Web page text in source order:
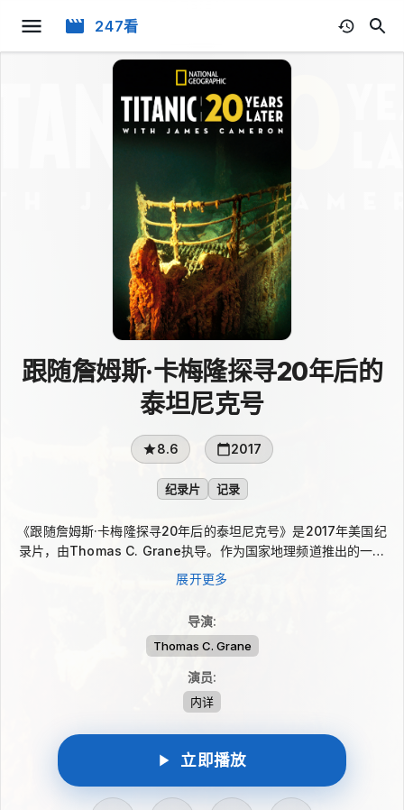
247看
跟随詹姆斯·卡梅隆探寻20年后的
泰坦尼克号
8.6 2017
纪录片 记录
《跟随詹姆斯·卡梅隆探寻20年后的泰坦尼克号》是2017年美国纪
录片，由Thomas C. Grane执导。作为国家地理频道推出的一小
时特别节目，影片让詹姆斯·卡梅隆与泰坦尼克号发现者罗伯特·巴
拉德依据33次深潜所得的数据和残骸线索，重新审视巨轮沉没背
展开更多
导演:
Thomas C. Grane
演员:
内详
立即播放